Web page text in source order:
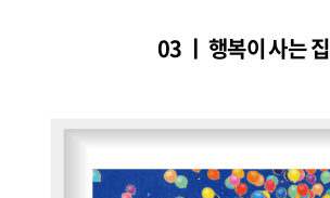
03 ㅣ 행복이 사는 집